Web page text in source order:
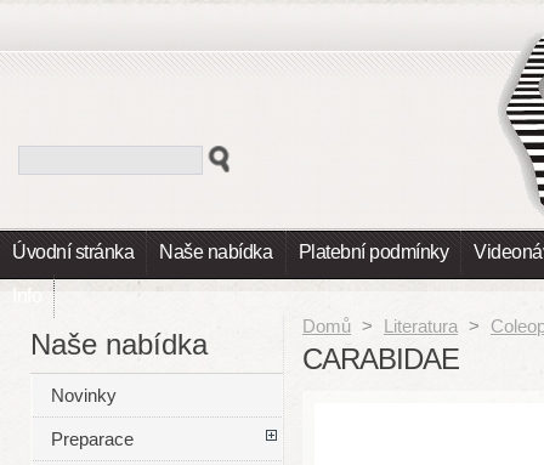
Úvodní stránka Naše nabídka Platební podmínky
Info
Domů > Literatura >
CARABIDAE
Naše nabídka
Novinky
Preparace